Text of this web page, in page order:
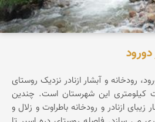
دورود
رودخانه و آبشار ازنادر نزدیک روستای
کیلومتری این شهرستان است. چندین
ازنادر و رودخانه باطراوت و زلال و